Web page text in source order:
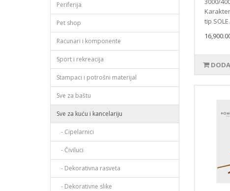
Periferija
Pet shop
Racunari i komponente
Sport i rekreacija
Stampaci i potrošni materijal
Sve za baštu
Sve za kuću i kancelariju
- Cipelarnici
- Čiviluci
- Dekorativna rasveta
- Dekorativne slike
tip